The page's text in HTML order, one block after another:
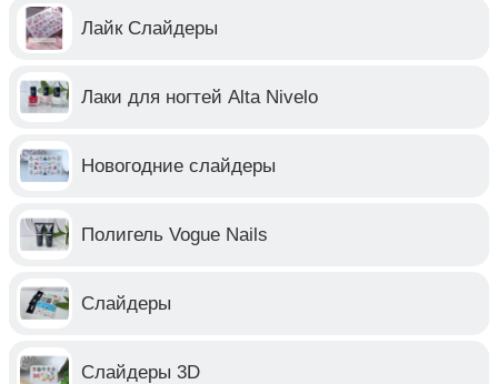
Лайк Слайдеры
Лаки для ногтей Alta Nivelo
Новогодние слайдеры
Полигель Vogue Nails
Слайдеры
Слайдеры 3D